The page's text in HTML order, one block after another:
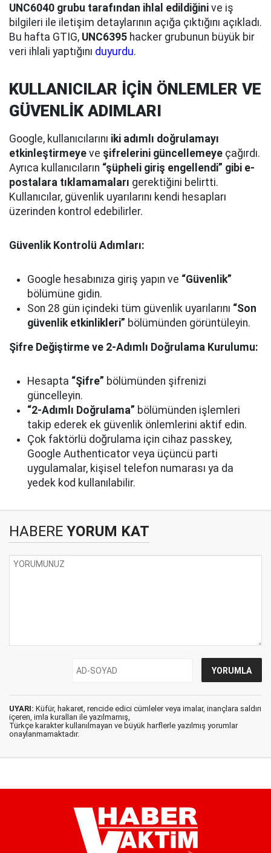
UNC6040 grubu tarafından ihlal edildiğini ve iş
bilgileri ile iletişim detaylarının açığa çıktığını açıkladı.
Bu hafta GTIG, UNC6395 hacker grubunun büyük bir
veri ihlali yaptığını duyurdu.
KULLANICILAR İÇİN ÖNLEMLER VE
GÜVENLİK ADIMLARI
Google, kullanıcılarını iki adımlı doğrulamayı
etkinleştirmeye ve şifrelerini güncellemeye çağırdı.
Ayrıca kullanıcıların “şüpheli giriş engellendi” gibi e-
postalara tıklamamaları gerektiğini belirtti.
Kullanıcılar, güvenlik uyarılarını kendi hesapları
üzerinden kontrol edebilirler.
Güvenlik Kontrolü Adımları:
Google hesabınıza giriş yapın ve “Güvenlik”
bölümüne gidin.
Son 28 gün içindeki tüm güvenlik uyarılarını “Son
güvenlik etkinlikleri” bölümünden görüntüleyin.
Şifre Değiştirme ve 2-Adımlı Doğrulama Kurulumu:
Hesapta “Şifre” bölümünden şifrenizi
güncelleyin.
“2-Adımlı Doğrulama” bölümünden işlemleri
takip ederek ek güvenlik önlemlerini aktif edin.
Çok faktörlü doğrulama için cihaz passkey,
Google Authenticator veya üçüncü parti
uygulamalar, kişisel telefon numarası ya da
yedek kod kullanılabilir.
HABERE YORUM KAT
UYARI: Küfür, hakaret, rencide edici cümleler veya imalar, inançlara saldırı
içeren, imla kuralları ile yazılmamış,
Türkçe karakter kullanılmayan ve büyük harflerle yazılmış yorumlar
onaylanmamaktadır.